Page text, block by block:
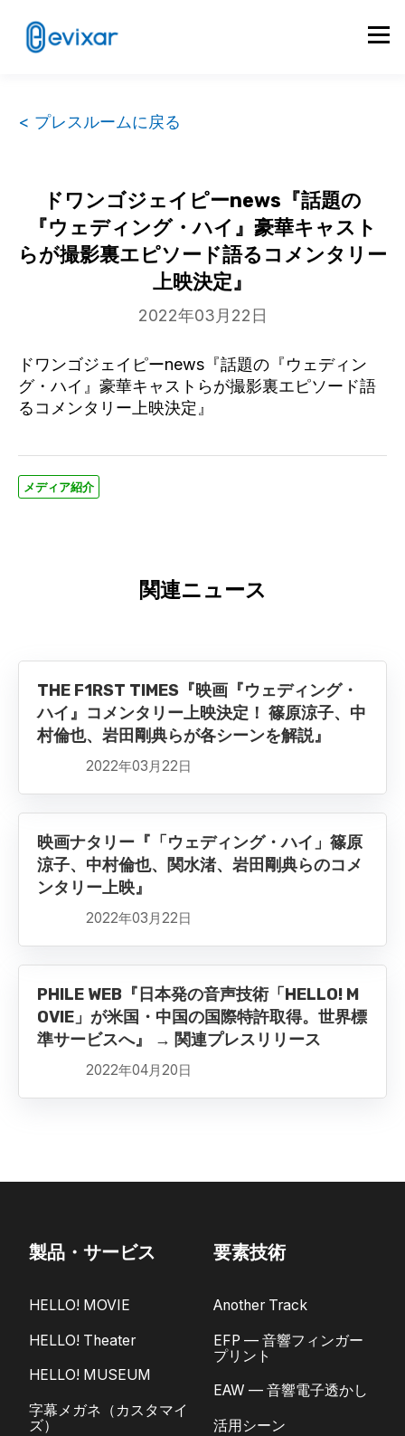
< プレスルームに戻る
ドワンゴジェイピーnews『話題の
『ウェディング・ハイ』豪華キャスト
らが撮影裏エピソード語るコメンタリー
上映決定』
2022年03月22日
ドワンゴジェイピーnews『話題の『ウェディン
グ・ハイ』豪華キャストらが撮影裏エピソード語
るコメンタリー上映決定』
メディア紹介
関連ニュース
THE F1RST TIMES『映画『ウェディング・
ハイ』コメンタリー上映決定！ 篠原涼子、中
村倫也、岩田剛典らが各シーンを解説』
2022年03月22日
映画ナタリー『「ウェディング・ハイ」篠原
涼子、中村倫也、関水渚、岩田剛典らのコメ
ンタリー上映』
2022年03月22日
PHILE WEB『日本発の音声技術「HELLO! M
OVIE」が米国・中国の国際特許取得。世界標
準サービスへ』 → 関連プレスリリース
2022年04月20日
製品・サービス
HELLO! MOVIE
HELLO! Theater
HELLO! MUSEUM
字幕メガネ（カスタマイ
ズ）
要素技術
Another Track
EFP — 音響フィンガー
プリント
EAW — 音響電子透かし
活用シーン